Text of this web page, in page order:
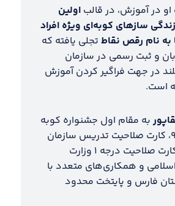
در آموزش، در قالب اولین
سازهای کوبه‌ای ویژه افراد
به نام رقص نقاطتجلی یافته که
و ثبت رسمی در سازمان
در جهت فراگیر کردن آموزش
است.
به مقام اول جشنواره کوبه
ای نوازان سال ۹۴، کارت صلاحیت تدریس سازمان
فنی و حرفه ای، کارت صلاحیت درجه ۱ وزارت
و همکاری‌های متعدد با
فارس و پایتخت محدود